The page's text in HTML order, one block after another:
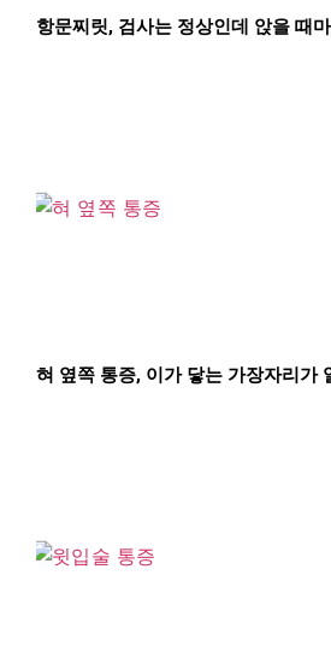
항문찌릿, 검사는 정상인데 앉을 때
혀 옆쪽 통증, 이가 닿는 가장자리가